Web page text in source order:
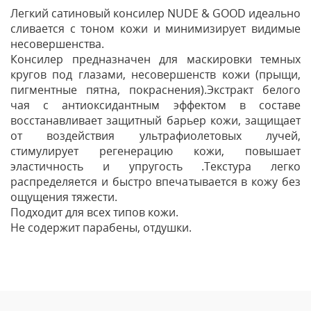
Легкий сатиновый консилер NUDE & GOOD идеально
сливается с тоном кожи и минимизирует видимые
несовершенства.
Консилер предназначен для маскировки темных
кругов под глазами, несовершенств кожи (прыщи,
пигментные пятна, покраснения).Экстракт белого
чая с антиоксидантным эффектом в составе
восстанавливает защитный барьер кожи, защищает
от воздействия ультрафиолетовых лучей,
стимулирует регенерацию кожи, повышает
эластичность и упругость .Текстура легко
распределяется и быстро впечатывается в кожу без
ощущения тяжести.
Подходит для всех типов кожи.
Не содержит парабены, отдушки.